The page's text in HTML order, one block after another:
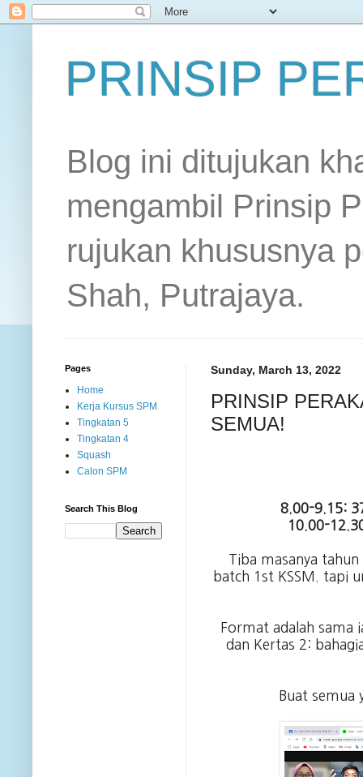
PRINSIP
Blog ini ditujukan
mengambil Prinsip
rujukan khususnya
Shah, Putrajaya.
Sunday, March 13, 2022
PRINSIP
SEMUA!
8.00-9.15:
10.00-
Tiba masanya
batch 1st KSSM. tapi
Format adalah sama
dan Kertas 2:
Buat semua
Pages
Home
Kerja Kursus SPM
Tingkatan 5
Tingkatan 4
Squash
Calon SPM
Search This Blog